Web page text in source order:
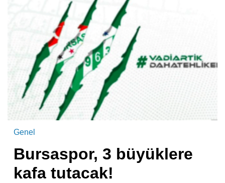
Genel
Bursaspor, 3 büyüklere
kafa tutacak!